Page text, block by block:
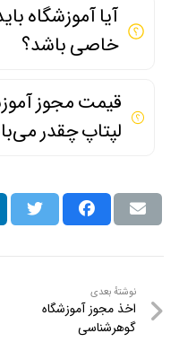
آیا آموزشگاه
خاصی باشد؟
قیمت مجوز
لپتاپ چقدر
راهبری
نوشتهٔ بعدی
نوشتهٔ
بعدی
اخذ مجوز آموزشگاه
گوهرشناسی